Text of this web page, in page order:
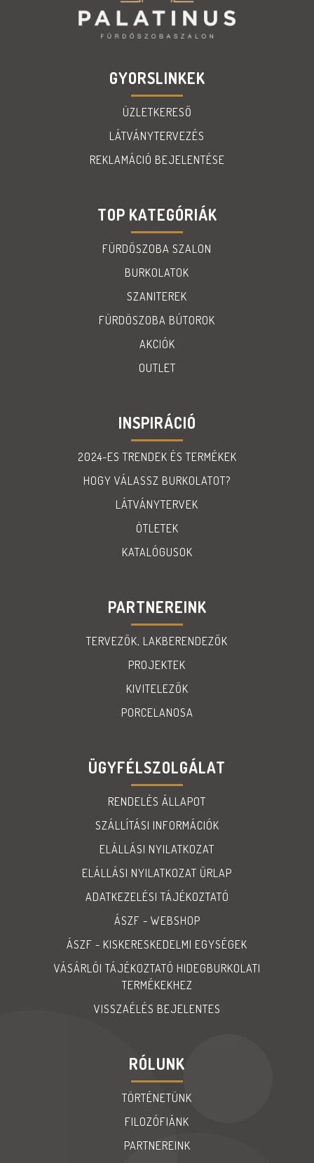
GYORSLINKEK
ÜZLETKERESŐ
LÁTVÁNYTERVEZÉS
REKLAMÁCIÓ BEJELENTÉSE
TOP KATEGÓRIÁK
FÜRDŐSZOBA SZALON
BURKOLATOK
SZANITEREK
FÜRDÖSZOBA BÚTOROK
AKCIÓK
OUTLET
INSPIRÁCIÓ
2024-ES TRENDEK ÉS TERMÉKEK
HOGY VÁLASSZ BURKOLATOT?
LÁTVÁNYTERVEK
ÖTLETEK
KATALÓGUSOK
PARTNEREINK
TERVEZŐK, LAKBERENDEZŐK
PROJEKTEK
KIVITELEZŐK
PORCELANOSA
ÜGYFÉLSZOLGÁLAT
RENDELÉS ÁLLAPOT
SZÁLLÍTÁSI INFORMÁCIÓK
ELÁLLÁSI NYILATKOZAT
ELÁLLÁSI NYILATKOZAT ŰRLAP
ADATKEZELÉSI TÁJÉKOZTATÓ
ÁSZF - WEBSHOP
ÁSZF - KISKERESKEDELMI EGYSÉGEK
VÁSÁRLÓI TÁJÉKOZTATÓ HIDEGBURKOLATI
TERMÉKEKHEZ
VISSZAÉLÉS BEJELENTES
RÓLUNK
TÖRTÉNETÜNK
FILOZÓFIÁNK
PARTNEREINK